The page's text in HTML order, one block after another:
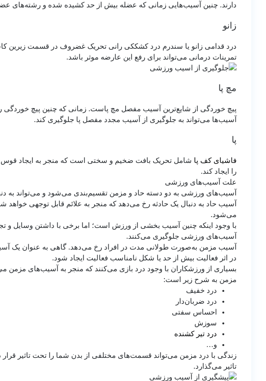
دارند. چنین آسیب‌هایی زمانی که عضله بیش از حد کشیده شده و رشته‌های
زانو
درد قدامی زانو یا سندرم درد کشککی رانی تحریک غضروف در قسمت زیرین
تمرینات درمانی می‌تواند برای رفع این عارضه موثر باشد.
مچ پا
پیچ خوردگی از شایع‌ترین آسیب مفصل مچ پاست. زمانی که چنین پیچ
آسیب‌ها می‌تواند به جلوگیری از آسیب مجدد مفصل پا جلوگیری کند.
پا
فاشیای کف پا شامل تحریک بافت ضخیم و سختی است که منجر به ایجاد قوس
را ایجاد کند.
علت آسیب‌های ورزشی
آسیب‌های ورزشی به دو دسته حاد و مزمن تقسیم‌بندی می‌شود و می‌تواند به
آسیب حاد به دنبال یک حادثه رخ می‌دهد که منجر به علائم قابل توجهی
می‌شود.
با وجود اینکه چنین آسیب‌ بخشی از ورزش است؛ اما برخی با داشتن وسایل و
آسیب‌های ورزشی جلوگیری می‌کنند.
آسیب مزمن به‌صورت طولانی مدت در افراد رخ می‌دهد. گاهی به عنوان یک
در اثر فعالیت بیش از حد یا شکل نامناسب فعالیت ایجاد شود.
بسیاری از ورزشکاران با وجود درد بازی می‌کنند که منجر به آسیب‌های
مزمن به شرح زیر است:
درد خفیف
درد ضربان‌دار
احساس سفتی
سوزش
درد تیر کشنده
و…
زندگی با درد مزمن می‌تواند قسمت‌های مختلفی از بدن شما را تحت تاثیر
تاثیر می‌گذارد.